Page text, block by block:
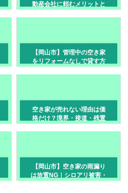
動産会社に頼むメリットと
【岡山市】管理中の空き家
をリフォームなしで貸す方
空き家が売れない理由は価
格だけ？境界・接道・残置
【岡山市】空き家の雨漏り
は放置NG｜シロアリ被害・